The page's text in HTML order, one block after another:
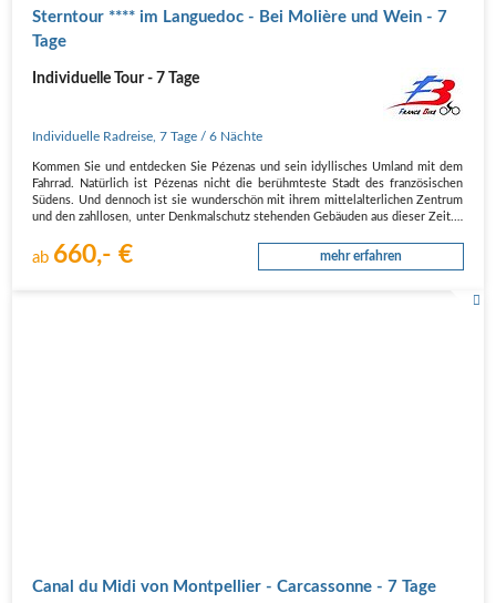
Sterntour **** im Languedoc - Bei Molière und Wein - 7
Tage
Individuelle Tour - 7 Tage
Individuelle Radreise ,7 Tage / 6 Nächte
Kommen Sie und entdecken Sie Pézenas und sein idyllisches Umland mit dem
Fahrrad. Natürlich ist Pézenas nicht die berühmteste Stadt des französischen
Südens. Und dennoch ist sie wunderschön mit ihrem mittelalterlichen Zentrum
und den zahllosen, unter Denkmalschutz stehenden Gebäuden aus dieser Zeit.…
ab 660,- € mehr erfahren
Canal du Midi von Montpellier - Carcassonne - 7 Tage